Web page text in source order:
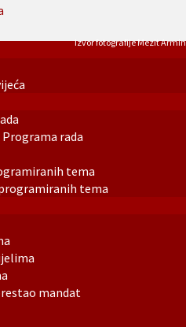
rada
tema
tema
mandat
Izvor fotografije Mezit Armin